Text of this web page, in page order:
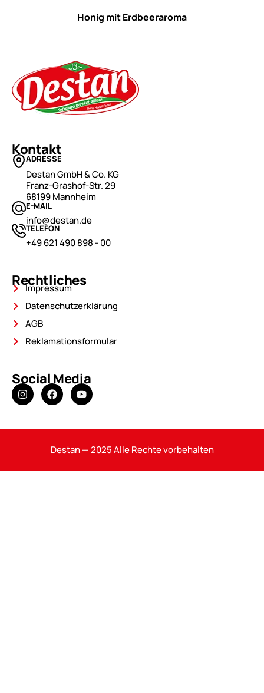
Honig mit Erdbeeraroma
Kontakt
ADRESSE
Destan GmbH & Co. KG
Franz-Grashof-Str. 29
68199 Mannheim
E-MAIL
info@destan.de
TELEFON
+49 621 490 898 - 00
Rechtliches
Impressum
Datenschutzerklärung
AGB
Reklamationsformular
Social Media
Destan — 2025 Alle Rechte vorbehalten